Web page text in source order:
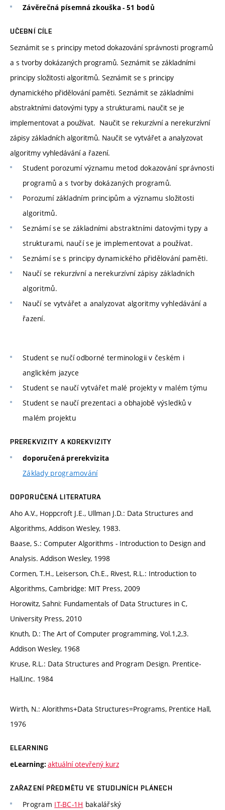
Závěrečná písemná zkouška - 51 bodů
UČEBNÍ CÍLE
Seznámit se s principy metod dokazování správnosti programů
a s tvorby dokázaných programů. Seznámit se základními
principy složitosti algoritmů. Seznámit se s principy
dynamického přidělování paměti. Seznámit se základními
abstraktními datovými typy a strukturami, naučit se je
implementovat a používat. Naučit se rekurzívní a nerekurzívní
zápisy základních algoritmů. Naučit se vytvářet a analyzovat
algoritmy vyhledávání a řazení.
Student porozumí významu metod dokazování správnosti
programů a s tvorby dokázaných programů.
Porozumí základním principům a významu složitosti
algoritmů.
Seznámí se se základními abstraktními datovými typy a
strukturami, naučí se je implementovat a používat.
Seznámí se s principy dynamického přidělování paměti.
Naučí se rekurzívní a nerekurzívní zápisy základních
algoritmů.
Naučí se vytvářet a analyzovat algoritmy vyhledávání a
řazení.
Student se nučí odborné terminologii v českém i
anglickém jazyce
Student se naučí vytvářet malé projekty v malém týmu
Student se naučí prezentaci a obhajobě výsledků v
malém projektu
PREREKVIZITY A KOREKVIZITY
doporučená prerekvizita
Základy programování
DOPORUČENÁ LITERATURA
Aho A.V., Hoppcroft J.E., Ullman J.D.: Data Structures and
Algorithms, Addison Wesley, 1983.
Baase, S.: Computer Algorithms - Introduction to Design and
Analysis. Addison Wesley, 1998
Cormen, T.H., Leiserson, Ch.E., Rivest, R.L.: Introduction to
Algorithms, Cambridge: MIT Press, 2009
Horowitz, Sahni: Fundamentals of Data Structures in C,
University Press, 2010
Knuth, D.: The Art of Computer programming, Vol.1,2,3.
Addison Wesley, 1968
Kruse, R.L.: Data Structures and Program Design. Prentice-
Hall,Inc. 1984
Wirth, N.: Alorithms+Data Structures=Programs, Prentice Hall,
1976
ELEARNING
eLearning: aktuální otevřený kurz
ZAŘAZENÍ PŘEDMĚTU VE STUDIJNÍCH PLÁNECH
Program IT-BC-1H bakalářský